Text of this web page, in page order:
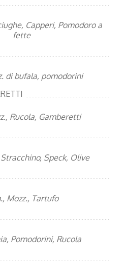
Capperi, Pomodoro a
fette
di bufala, pomodorini
Rucola, Gamberetti
Speck, Olive
Mozz., Tartufo
Pomodorini, Rucola